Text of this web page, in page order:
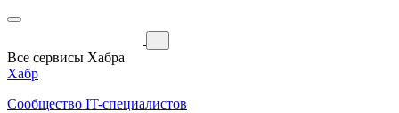
Все сервисы Хабра
Хабр
Сообщество IT-специалистов